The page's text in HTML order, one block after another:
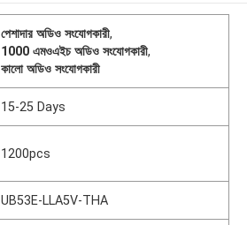
পেশাদার অডিও সংযোগকারী,
1000 এমওএইচ অডিও সংযোগকারী,
কালো অডিও সংযোগকারী
15-25 Days
1200pcs
UB53E-LLA5V-THA